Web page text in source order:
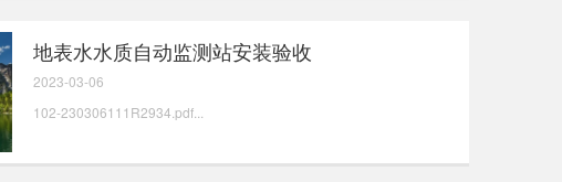
地表水水质自动监测站安装验收
102-230306111R2934.pdf...
2023-03-06